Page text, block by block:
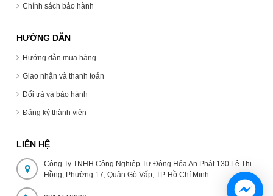
Chính sách bảo hành
HƯỚNG DẪN
Hướng dẫn mua hàng
Giao nhận và thanh toán
Đổi trả và bảo hành
Đăng ký thành viên
LIÊN HỆ
Công Ty TNHH Công Nghiệp Tự Động Hóa An Phát 130 Lê Thị
Hồng, Phường 17, Quận Gò Vấp, TP. Hồ Chí Minh